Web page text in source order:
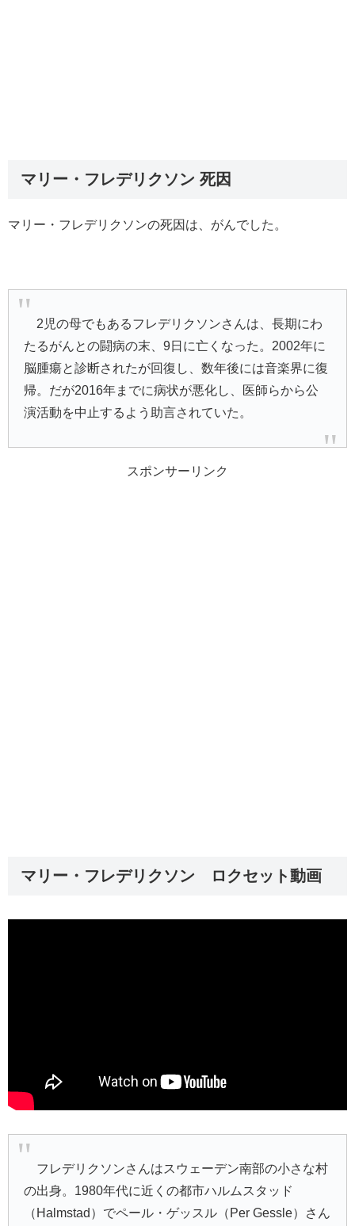
マリー・フレデリクソン 死因
マリー・フレデリクソンの死因は、がんでした。
2児の母でもあるフレデリクソンさんは、長期にわ
たるがんとの闘病の末、9日に亡くなった。2002年に
脳腫瘍と診断されたが回復し、数年後には音楽界に復
帰。だが2016年までに病状が悪化し、医師らから公
演活動を中止するよう助言されていた。
スポンサーリンク
マリー・フレデリクソン ロクセット動画
フレデリクソンさんはスウェーデン南部の小さな村
の出身。1980年代に近くの都市ハルムスタッド
（Halmstad）でペール・ゲッスル（Per Gessle）さん